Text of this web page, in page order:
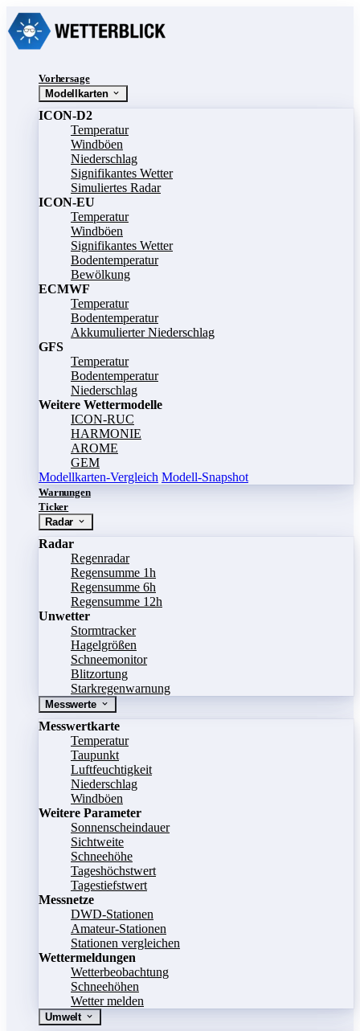
Vorhersage
Modellkarten
ICON-D2
Temperatur
Windböen
Niederschlag
Signifikantes Wetter
Simuliertes Radar
ICON-EU
Temperatur
Windböen
Signifikantes Wetter
Bodentemperatur
Bewölkung
ECMWF
Temperatur
Bodentemperatur
Akkumulierter Niederschlag
GFS
Temperatur
Bodentemperatur
Niederschlag
Weitere Wettermodelle
ICON-RUC
HARMONIE
AROME
GEM
Modellkarten-Vergleich Modell-Snapshot
Warnungen
Ticker
Radar
Radar
Regenradar
Regensumme 1h
Regensumme 6h
Regensumme 12h
Unwetter
Stormtracker
Hagelgrößen
Schneemonitor
Blitzortung
Starkregenwarnung
Messwerte
Messwertkarte
Temperatur
Taupunkt
Luftfeuchtigkeit
Niederschlag
Windböen
Weitere Parameter
Sonnenscheindauer
Sichtweite
Schneehöhe
Tageshöchstwert
Tagestiefstwert
Messnetze
DWD-Stationen
Amateur-Stationen
Stationen vergleichen
Wettermeldungen
Wetterbeobachtung
Schneehöhen
Wetter melden
Umwelt